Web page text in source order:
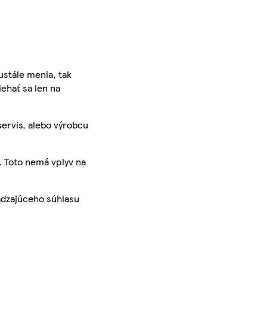
menia, tak
sa len na
alebo výrobcu
nemá vplyv na
súhlasu